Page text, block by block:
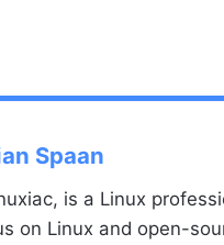
Spaan
is a Linux
on Linux and open-